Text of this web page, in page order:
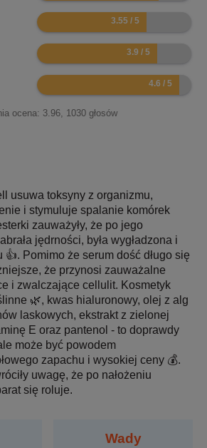
7.1
7.8
9.2
ocena: 3.96, 1030 głosów
usuwa toksyny z organizmu,
i stymuluje spalanie komórek
zauważyły, że po jego
jędrności, była wygładzona i
👍. Pomimo że serum dość długo się
że przynosi zauważalne
i zwalczające cellulit. Kosmetyk
🌿, kwas hialuronowy, olej z alg
laskowych, ekstrakt z zielonej
E oraz pantenol - to doprawdy
może być powodem
zapachu i wysokiej ceny 💰.
uwagę, że po nałożeniu
się roluje.
Wady